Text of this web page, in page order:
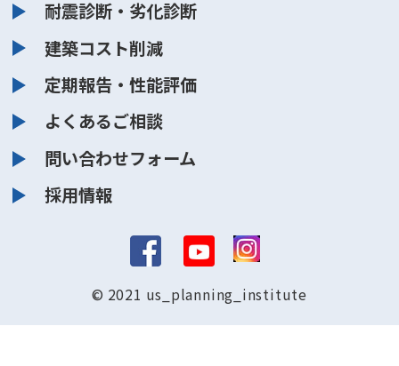
耐震診断・劣化診断
建築コスト削減
定期報告・性能評価
よくあるご相談
問い合わせフォーム
採用情報
© 2021 us_planning_institute